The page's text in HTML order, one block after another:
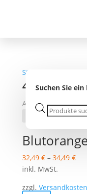
Suchen Sie
Products
search
Startseite
41.5 %
Alle 2 Ergebnisse
32,49 €– 34,49 €
inkl. MwSt.
zzgl. Versandkosten